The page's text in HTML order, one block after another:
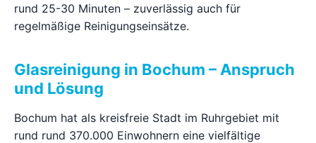
Ratgeber
Kontakt
Jetzt anfragen
rund 25-30 Minuten – zuverlässig auch für
regelmäßige Reinigungseinsätze.
Glasreinigung in Bochum – Anspruch
und Lösung
Bochum hat als kreisfreie Stadt im Ruhrgebiet mit
rund rund 370.000 Einwohnern eine vielfältige